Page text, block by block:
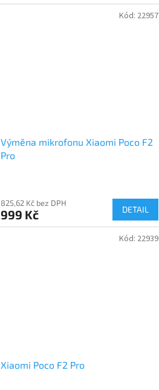
Výměna mikrofonu Xiaomi Poco F2
Pro
825,62 Kč bez DPH
999 Kč DETAIL
Kód: 22957
Xiaomi Poco F2 Pro
Kód: 22939